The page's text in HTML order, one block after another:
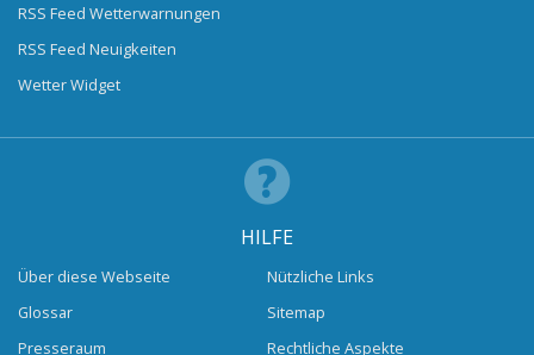
RSS Feed Wetterwarnungen
RSS Feed Neuigkeiten
Wetter Widget
HILFE
Über diese Webseite
Glossar
Presseraum
Nützliche Links
Sitemap
Rechtliche Aspekte